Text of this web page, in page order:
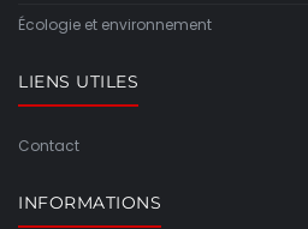
Écologie et environnement
LIENS UTILES
Contact
INFORMATIONS